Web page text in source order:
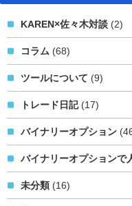
KAREN×佐々木対談 (2)
コラム (68)
ツールについて (9)
トレード日記(17)
バイナリーオプション
バイナリーオプションで
未分類 (16)